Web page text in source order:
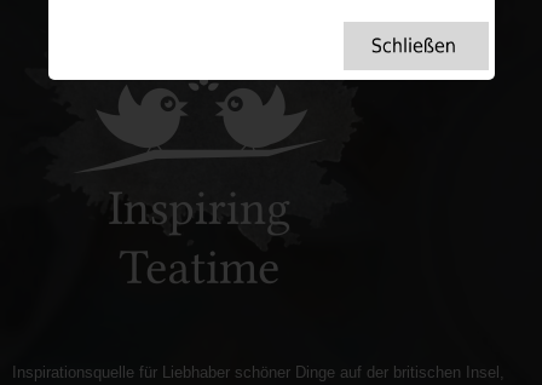
Inspirationsquelle für Liebhaber schöner Dinge auf der britischen Insel,